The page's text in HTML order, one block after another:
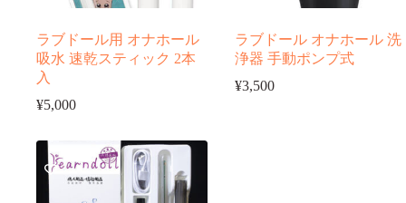
ラブドール用 オナホール
吸水 速乾スティック 2本
入
¥5,000
ラブドール オナホール 洗
浄器 手動ポンプ式
¥3,500